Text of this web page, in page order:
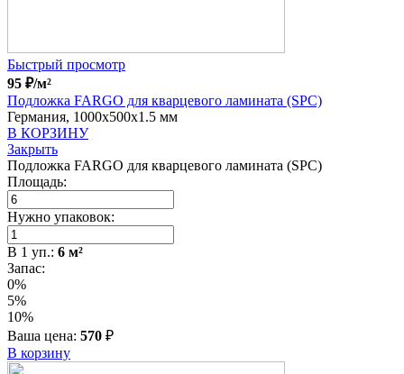
Быстрый просмотр
95 ₽/м²
Подложка FARGO для кварцевого ламината (SPC)
Германия, 1000x500x1.5 мм
В КОРЗИНУ
Закрыть
Подложка FARGO для кварцевого ламината (SPC)
Площадь:
Нужно упаковок:
В 1 уп.: 6 м²
Запас:
0%
5%
10%
Ваша цена: 570 ₽
В корзину